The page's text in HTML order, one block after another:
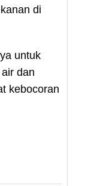
di
untuk
dan
kebocoran